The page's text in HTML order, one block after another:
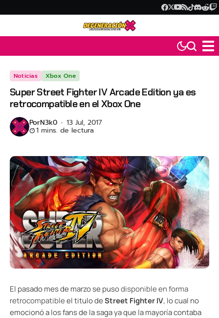
Noticias Xbox One
Super Street Fighter IV Arcade Edition ya es
retrocompatible en el Xbox One
PorN3k0 13 Jul, 2017
1 mins. de lectura
El pasado mes de marzo se pusodisponible en forma
retrocompatibleel titulo deStreet Fighter IV, lo cual no
emocionó a los fans de la saga ya que la mayoría contaba